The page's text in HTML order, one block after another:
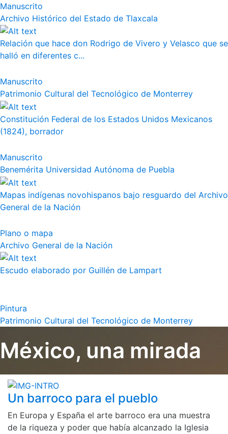
Manuscrito
Archivo Histórico del Estado de Tlaxcala
Relación que hace don Rodrigo de Vivero y Velasco que se
halló en diferentes c...
Manuscrito
Patrimonio Cultural del Tecnológico de Monterrey
Constitución Federal de los Estados Unidos Mexicanos
(1824), borrador
Manuscrito
Benemérita Universidad Autónoma de Puebla
Mapas indígenas novohispanos bajo resguardo del Archivo
General de la Nación
Plano o mapa
Archivo General de la Nación
Escudo elaborado por Guillén de Lampart
Pintura
Patrimonio Cultural del Tecnológico de Monterrey
México, una mirada
Un barroco para el pueblo
En Europa y España el arte barroco era una muestra
de la riqueza y poder que había alcanzado la Iglesia